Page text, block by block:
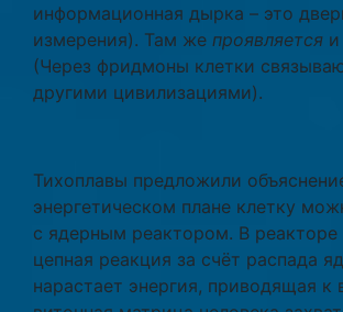
информационная дырка – это
измерения). Там же проявляется
(Через фридмоны клетки
другими цивилизациями).
Тихоплавы предложили
энергетическом плане клетку
с ядерным реактором. В реакторе
цепная реакция за счёт распада
нарастает энергия, приводящая к